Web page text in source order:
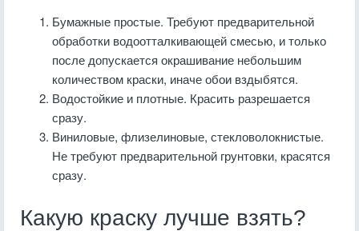
Бумажные простые. Требуют предварительной
обработки водоотталкивающей смесью, и только
после допускается окрашивание небольшим
количеством краски, иначе обои вздыбятся.
Водостойкие и плотные. Красить разрешается
сразу.
Виниловые, флизелиновые, стекловолокнистые.
Не требуют предварительной грунтовки, красятся
сразу.
Какую краску лучше взять?